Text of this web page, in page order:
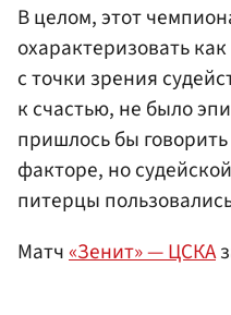
В целом, этот
охарактеризовать
с точки зрения
к счастью, не было
пришлось бы
факторе, но
питерцы
Матч«Зенит» — ЦСКА